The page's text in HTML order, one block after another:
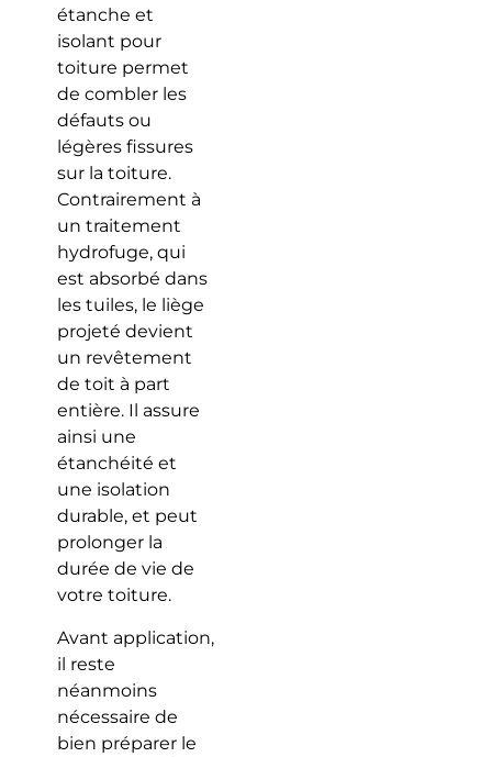
étanche et
isolant pour
toiture permet
de combler les
défauts ou
légères fissures
sur la toiture.
Contrairement à
un traitement
hydrofuge, qui
est absorbé dans
les tuiles, le liège
projeté devient
un revêtement
de toit à part
entière. Il assure
ainsi une
étanchéité et
une isolation
durable, et peut
prolonger la
durée de vie de
votre toiture.
Avant application,
il reste
néanmoins
nécessaire de
bien préparer le